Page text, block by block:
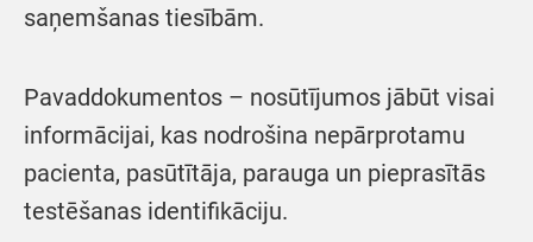
saņemšanas tiesībām.
Pavaddokumentos – nosūtījumos jābūt visai
informācijai, kas nodrošina nepārprotamu
pacienta, pasūtītāja, parauga un pieprasītās
testēšanas identifikāciju.